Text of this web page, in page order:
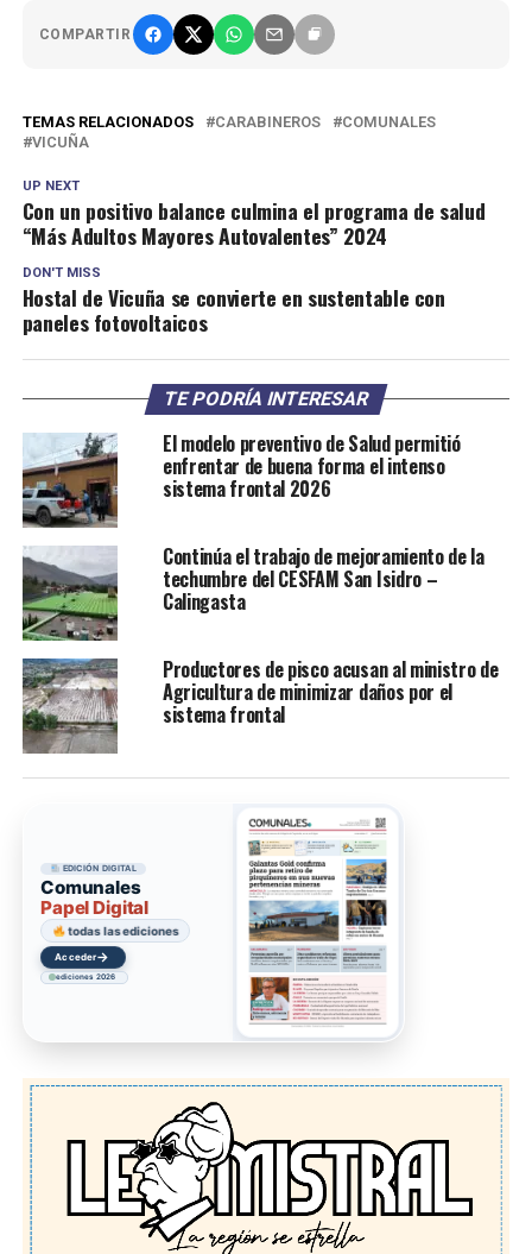
COMPARTIR
TEMAS RELACIONADOS CARABINEROS
COMUNALES
VICUÑA
UP NEXT
Con un positivo balance culmina el programa de salud
“Más Adultos Mayores Autovalentes” 2024
DON'T MISS
Hostal de Vicuña se convierte en sustentable con
paneles fotovoltaicos
TE PODRÍA INTERESAR
El modelo preventivo de Salud permitió
enfrentar de buena forma el intenso
sistema frontal 2026
Continúa el trabajo de mejoramiento de la
techumbre del CESFAM San Isidro –
Calingasta
Productores de pisco acusan al ministro de
Agricultura de minimizar daños por el
sistema frontal
EDICIÓN DIGITAL
Comunales
Papel Digital
todas las ediciones
Acceder→
ediciones 2026